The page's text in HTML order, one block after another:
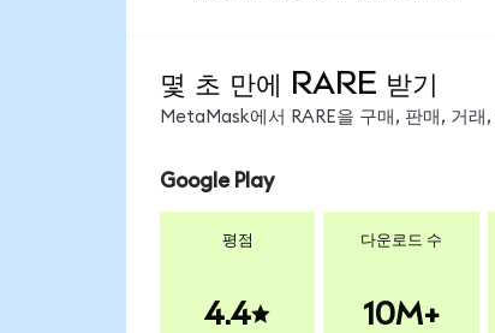
몇 초 만에 RARE 받기
MetaMask에서 RARE을 구매, 판매, 거
Google Play
평점
4.4
다운로드 수
10M+